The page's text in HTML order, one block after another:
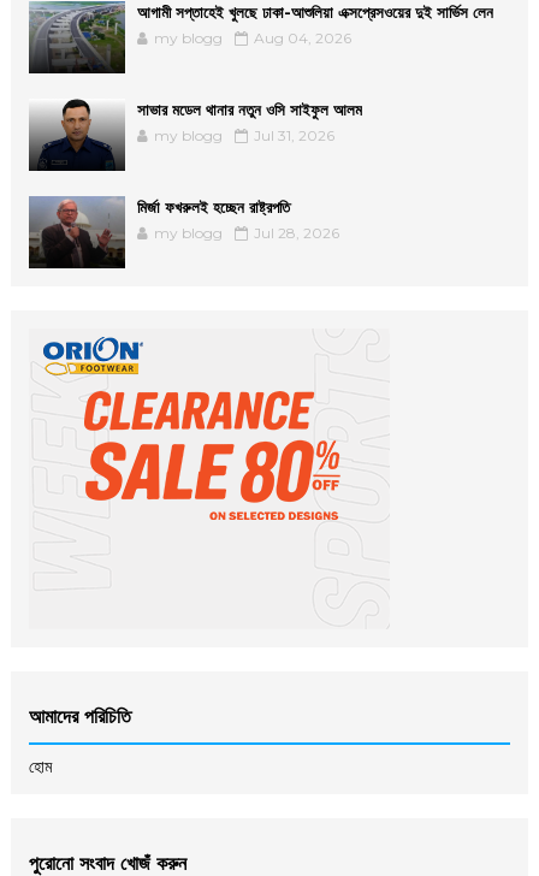
আগামী সপ্তাহেই খুলছে ঢাকা-আশুলিয়া এক্সপ্রেসওয়ের দুই সার্ভিস লেন
my blogg Aug 04, 2026
সাভার মডেল থানার নতুন ওসি সাইফুল আলম
my blogg Jul 31, 2026
মির্জা ফখরুলই হচ্ছেন রাষ্ট্রপতি
my blogg Jul 28, 2026
আমাদের পরিচিতি
হোম
পুরোনো সংবাদ খোজঁ করুন